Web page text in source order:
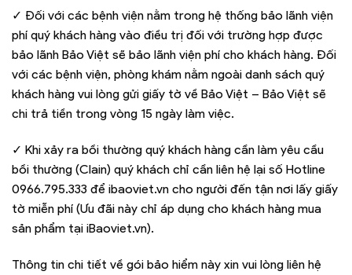
✓ Đối với các bệnh viện nằm trong hệ thống bảo lãnh viện
phí quý khách hàng vào điều trị đối với trường hợp được
bảo lãnh Bảo Việt sẽ bảo lãnh viện phí cho khách hàng. Đối
với các bệnh viện, phòng khám nằm ngoài danh sách quý
khách hàng vui lòng gửi giấy tờ về Bảo Việt – Bảo Việt sẽ
chi trả tiền trong vòng 15 ngày làm việc.
✓ Khi xảy ra bồi thường quý khách hàng cần làm yêu cầu
bồi thường (Clain) quý khách chỉ cần liên hệ lại số Hotline
0966.795.333 để ibaoviet.vn cho người đến tận nơi lấy giấy
tờ miễn phí (Ưu đãi này chỉ áp dụng cho khách hàng mua
sản phẩm tại iBaoviet.vn).
Thông tin chi tiết về gói bảo hiểm này xin vui lòng liên hệ